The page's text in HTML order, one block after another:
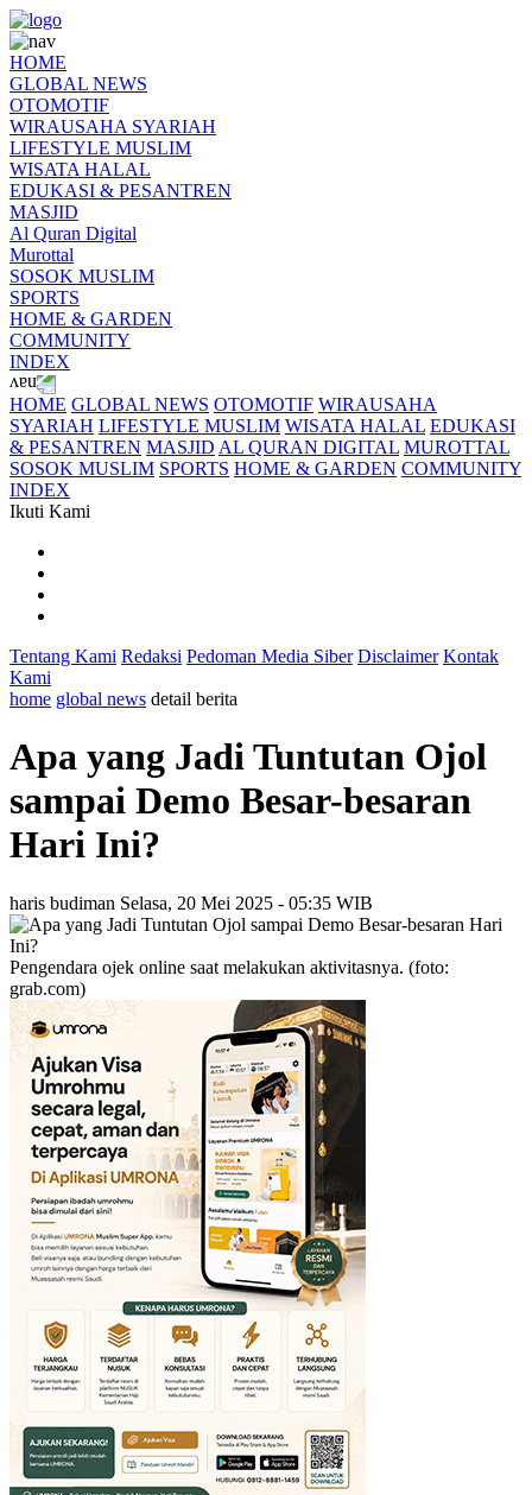
HOME
GLOBAL NEWS
OTOMOTIF
WIRAUSAHA SYARIAH
LIFESTYLE MUSLIM
WISATA HALAL
EDUKASI & PESANTREN
MASJID
Al Quran Digital
Murottal
SOSOK MUSLIM
SPORTS
HOME & GARDEN
COMMUNITY
INDEX
HOME GLOBAL NEWS OTOMOTIF WIRAUSAHA
SYARIAH LIFESTYLE MUSLIM WISATA HALAL EDUKASI
& PESANTREN MASJID AL QURAN DIGITAL MUROTTAL
SOSOK MUSLIM SPORTS HOME & GARDEN COMMUNITY
INDEX
Ikuti Kami
Tentang Kami Redaksi Pedoman Media Siber Disclaimer Kontak
Kami
home global news detail berita
Apa yang Jadi Tuntutan Ojol
sampai Demo Besar-besaran
Hari Ini?
haris budiman Selasa, 20 Mei 2025 - 05:35 WIB
Pengendara ojek online saat melakukan aktivitasnya. (foto:
grab.com)